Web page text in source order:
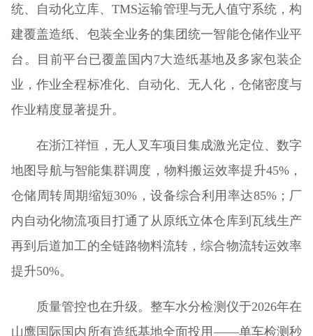
统、自动化立库、TMS运输管理与无人值守系统，构
建覆盖造纸、包装全业务的集团统一智能仓储作业平
台。目前平台已覆盖国内7大造纸基地及多家包装企
业，作业全程标准化、自动化、无人化，仓储密度与
作业精度显著提升。
在浙江祥恒，无人叉车项目集成激光定位、数字
地图导航与智能集群调度，物料搬运效率提升45%，
仓储周转周期缩短30%，设备综合利用率达85%；厂
内自动化物流项目打通了从原纸立体仓库到瓦线生产
再到后道加工的全链路物料流转，综合物流转运效率
提升50%。
质量管控也在升级。整车水分检测仪于2026年在
山鹰国际国内所有造纸基地全面投用——单车检测秒